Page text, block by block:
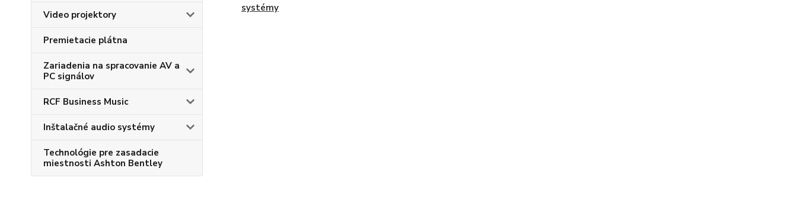
Video projektory
Premietacie plátna
Zariadenia na spracovanie AV a
PC signálov
RCF Business Music
Inštalačné audio systémy
Technológie pre zasadacie
miestnosti Ashton Bentley
systémy